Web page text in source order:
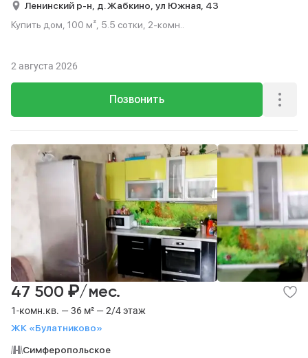
Ленинский р-н, д. Жабкино, ул Южная, 43
Купить дом, 100 м², 5.5 сотки, 2-комн..
Позвонить
2 августа 2026
1-комн.кв. — 36 м² — 2/4 этаж
ЖК «Булатниково»
47 500 ₽/мес.
Симферопольское